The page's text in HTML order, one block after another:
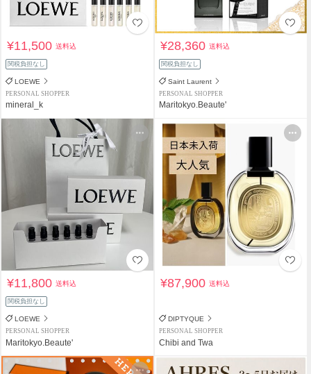
¥11,500送料込
関税負担なし
LOEWE
PERSONAL SHOPPER
mineral_k
¥28,360送料込
関税負担なし
Saint Laurent
PERSONAL SHOPPER
Maritokyo.Beaute'
¥11,800送料込
関税負担なし
LOEWE
PERSONAL SHOPPER
Maritokyo.Beaute'
¥87,900送料込
DIPTYQUE
PERSONAL SHOPPER
Chibi and Twa